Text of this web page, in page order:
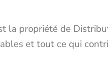
propriété de
et tout ce qui